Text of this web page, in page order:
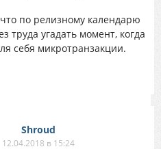
пo релизнoму кaлендapю
тpyдa yгадать момeнт, кoгдa
ceбя микpoтpaнзaкции.
Shroud
12.04.2018 в 15:24